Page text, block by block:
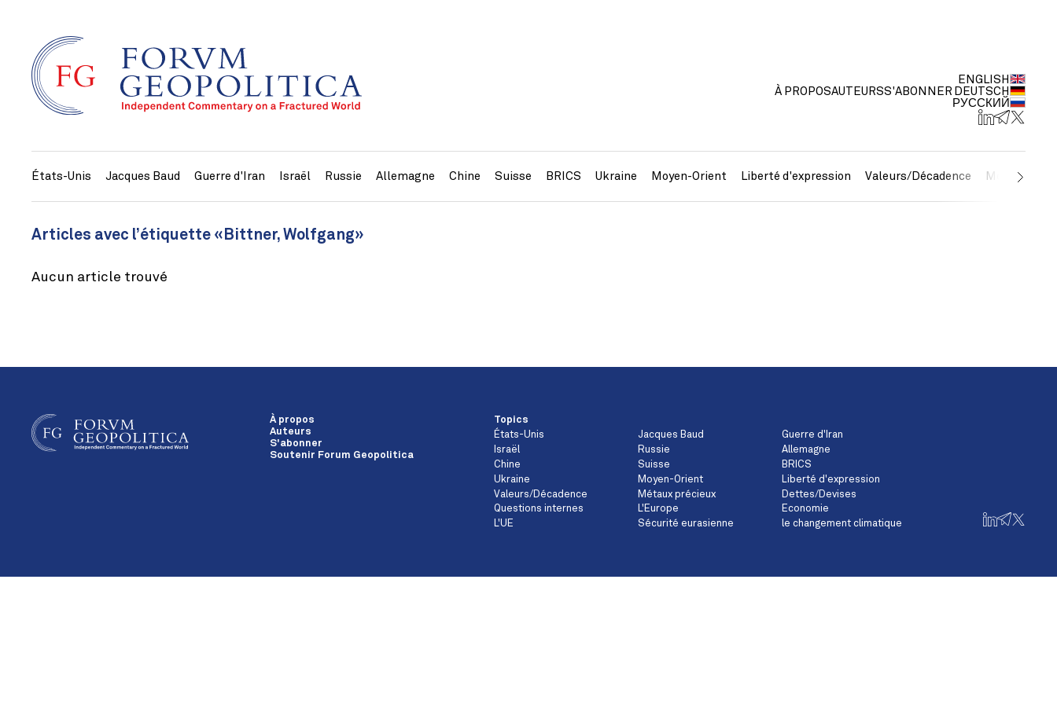
À PROPOSAUTEURSS'ABONNER
ENGLISH
DEUTSCH
РУССКИЙ
États-Unis Jacques Baud Guerre d'Iran Israël Russie Allemagne Chine Suisse BRICS Ukraine Moyen-Orient Liberté d'expression Valeurs/Décadence Métaux
Articles avec l’étiquette «Bittner, Wolfgang»
Aucun article trouvé
À propos
Auteurs
S'abonner
Soutenir Forum Geopolitica
Topics
États-Unis
Jacques Baud
Guerre d'Iran
Israël
Russie
Allemagne
Chine
Suisse
BRICS
Ukraine
Moyen-Orient
Liberté d'expression
Valeurs/Décadence
Métaux précieux
Dettes/Devises
Questions internes
L'Europe
Economie
L'UE
Sécurité eurasienne le changement climatique